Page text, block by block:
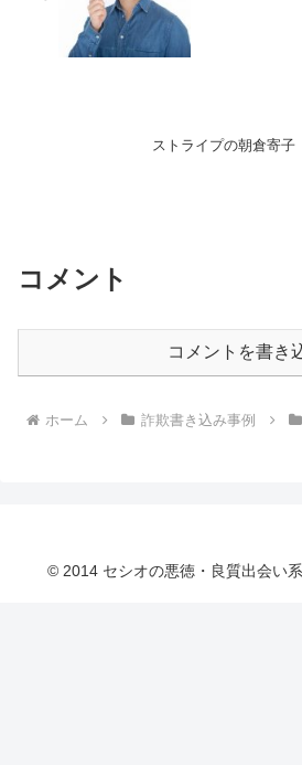
ストライプの朝倉寄子
コメント
コメントを書き
ホーム 詐欺書き込み事例
© 2014 セシオの悪徳・良質出会い